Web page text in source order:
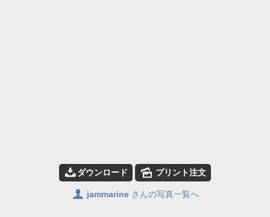
📥ダウンロード 🌄 プリント注文
👤 jammarineさんの写真一覧へ